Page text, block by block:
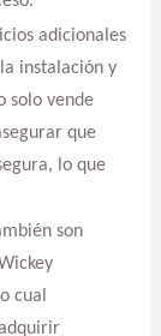
adicionales
instalación y
solo vende
que
lo que
son
cual